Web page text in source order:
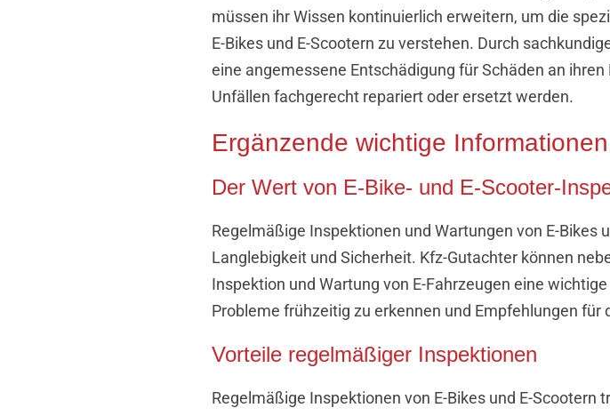
müssen ihr Wissen kontinuierlich erweitern, um die
E-Bikes und E-Scootern zu verstehen. Durch
eine angemessene Entschädigung für Schäden an
Unfällen fachgerecht repariert oder ersetzt werden.
Ergänzende wichtige
Der Wert von E-Bike- und E-Scooter-
Regelmäßige Inspektionen und Wartungen von E-Bikes
Langlebigkeit und Sicherheit. Kfz-Gutachter können
Inspektion und Wartung von E-Fahrzeugen eine
Probleme frühzeitig zu erkennen und Empfehlungen für
Vorteile regelmäßiger Inspektionen
Regelmäßige Inspektionen von E-Bikes und E-Scootern